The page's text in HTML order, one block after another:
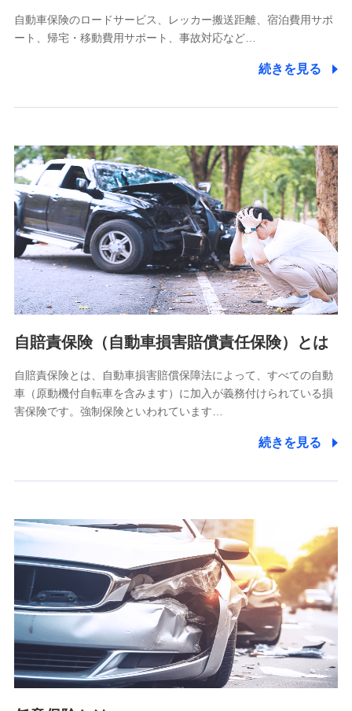
11.マイカー通勤管理クラウド並びに法人向けASPサー
をお送りするため
分析するため
当社の対応品質向上やお問い合わせ内容の正確な把握のため
個人情報保護管理者の職名、連絡先
株式会社ドコモ・インシュアランス 営業部長
〒103-0013 東京都中央区日本橋人形町2-14-10 アーバン
ネット日本橋ビル 3F
株式会社ドコモ・インシュアランス
個人情報の第三者提供について
除き、第三者に提供いたしません。
業務の委託
当社は利用目的の達成に必要な範囲内において個人情報の取
【共同して利用される利用データの項目】
当社又は株式会社NTTドコモがサービス提供等を通じて取得
した、以下の情報などの個人データ
基本情報
氏名、電話番号、メールアドレス、お客さまの識別子、
属性、連絡先、dポイントサービスのご利用に関する情
報。例として、dポイントカード番号、性別、年齢、家族
構成、住所、dポイント残高、dポイント利用履歴などが
含まれます。
自動車保険のロードサービス、レッカー搬送距離、宿泊費用サポ
ート、帰宅・移動費用サポート、事故対応など…
続きを見る
自賠責保険（自動車損害賠償責任保険）とは
自賠責保険とは、自動車損害賠償保障法によって、すべての自動
車（原動機付自転車を含みます）に加入が義務付けられている損
害保険です。強制保険といわれています…
続きを見る